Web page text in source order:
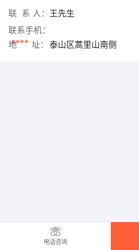
联 系 人： 王先生
联系手机：
****
地 址： 泰山区蒿里山南侧
电话咨询